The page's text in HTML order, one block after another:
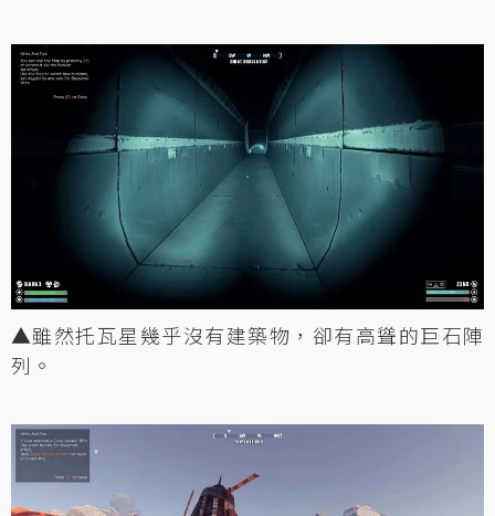
▲雖然托瓦星幾乎沒有建築物，卻有高聳的巨石陣
列。